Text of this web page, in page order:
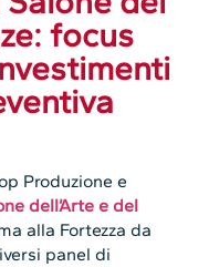
focus
Produzione e
dell’Arte e del
alla Fortezza da
panel di